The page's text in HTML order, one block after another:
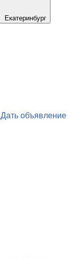
Екатеринбург
Дать объявление